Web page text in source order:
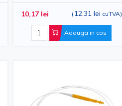
10,17 lei ( 12,31 lei cuTVA)
Adauga in cos